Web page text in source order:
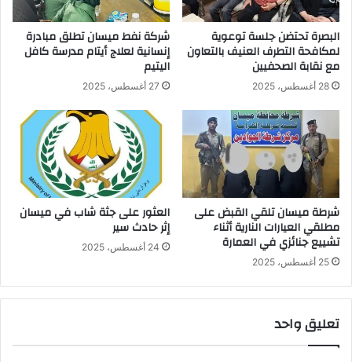
البصرة تحتضن جلسة توعوية
لمكافحة التطرف العنيف بالتعاون
مع نقابة الصحفيين
28 أغسطس، 2025
شركة نفط ميسان تطلق مبادرة
إنسانية لعلاج أيتام مدرسة كافل
اليتيم
27 أغسطس، 2025
شرطة ميسان تلقي القبض على
مطلقي العيارات النارية أثناء
تشييع جنائزي في العمارة
25 أغسطس، 2025
العثور على جثة شاب في ميسان
إثر حادث سير
24 أغسطس، 2025
تعليق واحد